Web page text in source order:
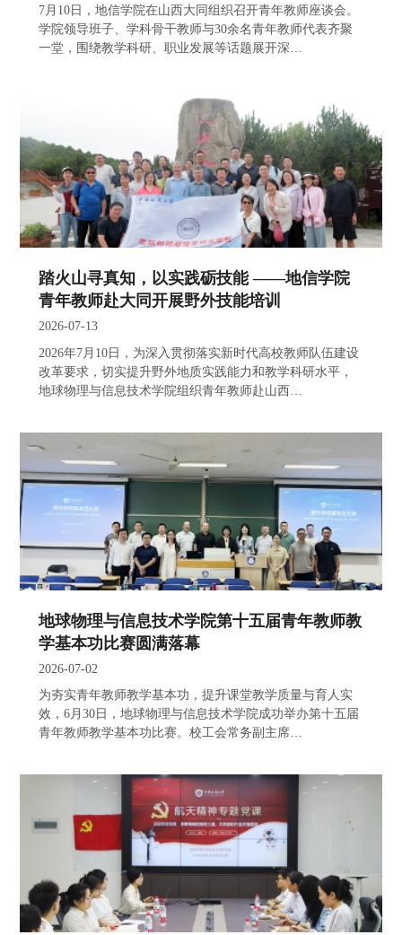
7月10日，地信学院在山西大同组织召开青年教师座谈会。
学院领导班子、学科骨干教师与30余名青年教师代表齐聚
一堂，围绕教学科研、职业发展等话题展开深…
踏火山寻真知，以实践砺技能 ——地信学院
青年教师赴大同开展野外技能培训
2026-07-13
2026年7月10日，为深入贯彻落实新时代高校教师队伍建设
改革要求，切实提升野外地质实践能力和教学科研水平，
地球物理与信息技术学院组织青年教师赴山西…
地球物理与信息技术学院第十五届青年教师教
学基本功比赛圆满落幕
2026-07-02
为夯实青年教师教学基本功，提升课堂教学质量与育人实
效，6月30日，地球物理与信息技术学院成功举办第十五届
青年教师教学基本功比赛。校工会常务副主席…